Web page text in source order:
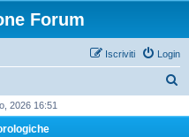
Forum
Login
Iscriviti
2026 16:51